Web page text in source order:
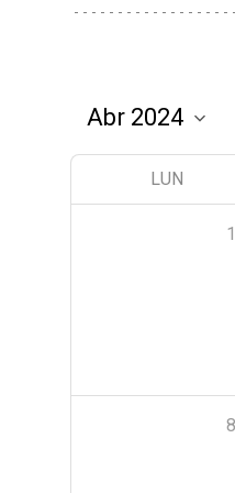
LUN
1
8